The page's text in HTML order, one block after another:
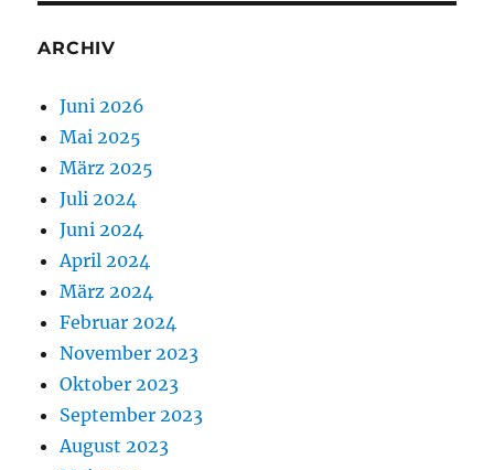
ARCHIV
Juni 2026
Mai 2025
März 2025
Juli 2024
Juni 2024
April 2024
März 2024
Februar 2024
November 2023
Oktober 2023
September 2023
August 2023